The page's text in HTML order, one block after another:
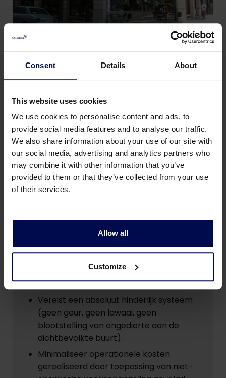
Consent Details About
This website uses cookies
We use cookies to personalise content and ads, to
provide social media features and to analyse our traffic.
We also share information about your use of our site with
our social media, advertising and analytics partners who
may combine it with other information that you’ve
provided to them or that they’ve collected from your use
of their services.
Allow all
Customize
Klant: Chocoladefabriek
Tijdsbestek:de oplossing is in 2018
geïmplementeerd
Uitzonderlijke beperking van de ruimte
aanzienlijk.
Consistente naleving van strenge
effluentvoorschriften
Vereist een absoluut hinderlijk systeem
(geen geur, geen lawaai, geen
blootstelling van ongedierte aan de
dichtbevolkte buurt).
Minimaliseer operationele kosten
gerealiseerd door toepassing van niet-